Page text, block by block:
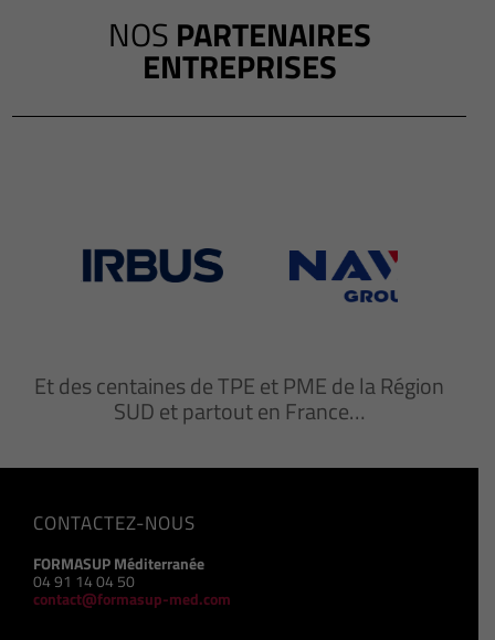
NOS PARTENAIRES
ENTREPRISES
Et des centaines de TPE et PME de la Région
SUD et partout en France…
CONTACTEZ-NOUS
FORMASUP Méditerranée
04 91 14 04 50
contact@formasup-med.com